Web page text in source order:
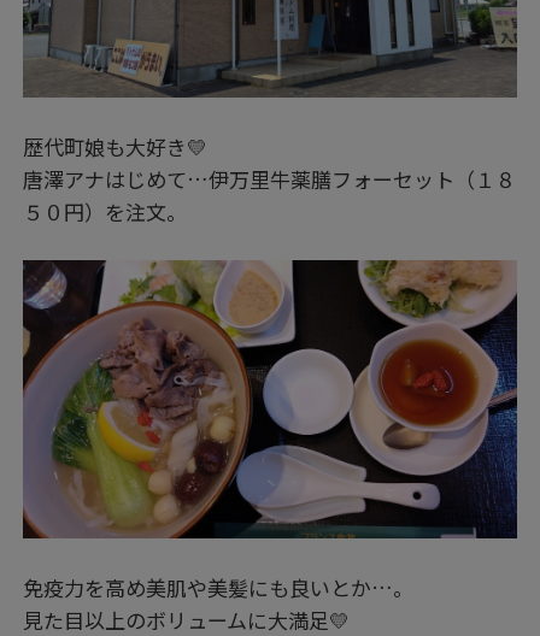
歴代町娘も大好き💛
唐澤アナはじめて…伊万里牛薬膳フォーセット（１８
５０円）を注文。
免疫力を高め美肌や美髪にも良いとか…。
見た目以上のボリュームに大満足💛